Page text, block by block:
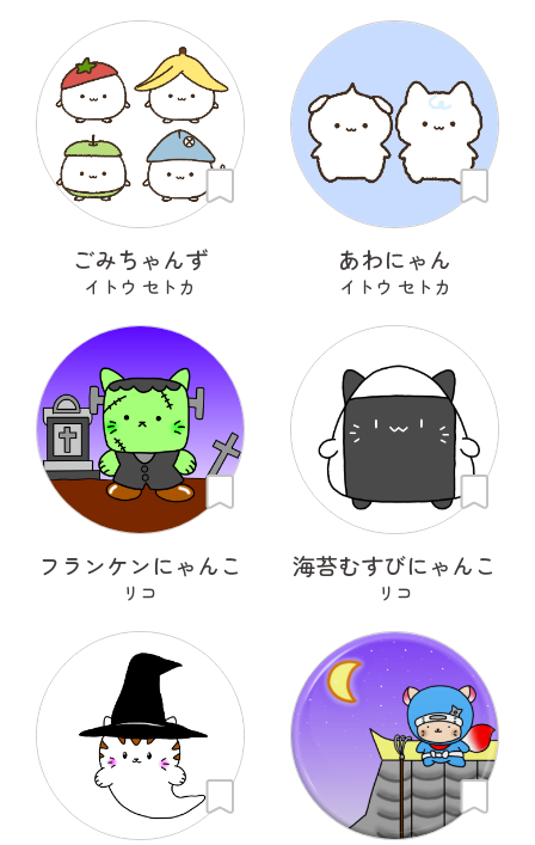
ごみちゃんず
イトウ セトカ
あわにゃん
イトウ セトカ
フランケンにゃんこ
リコ
海苔むすびにゃんこ
リコ